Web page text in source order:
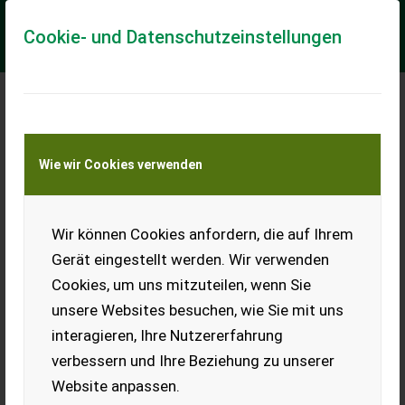
Cookie- und Datenschutzeinstellungen
Wie wir Cookies verwenden
Wir können Cookies anfordern, die auf Ihrem
Gerät eingestellt werden. Wir verwenden
Cookies, um uns mitzuteilen, wenn Sie
unsere Websites besuchen, wie Sie mit uns
interagieren, Ihre Nutzererfahrung
verbessern und Ihre Beziehung zu unserer
Website anpassen.
Meine Transportkostenanfrage
Transport von Land- und Baumaschinen –
KEINE Tiertransporte
Birnenholz
Birnenholzpfosten und
Bretter, 30 mm oder 50 mm
stark. Sie sind 3 m oder 4 m
lang. Luftgetrocknet. Es
Preis pro m³.